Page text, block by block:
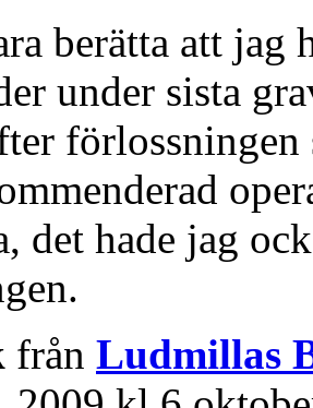
berätta att jag
under sista
det hade jag
från Ludmillas